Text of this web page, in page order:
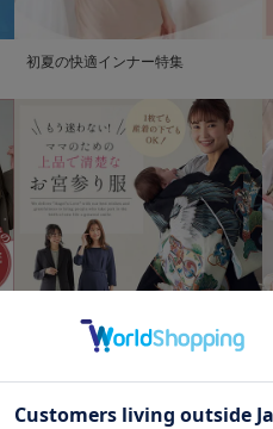
初夏の快適インナー特集